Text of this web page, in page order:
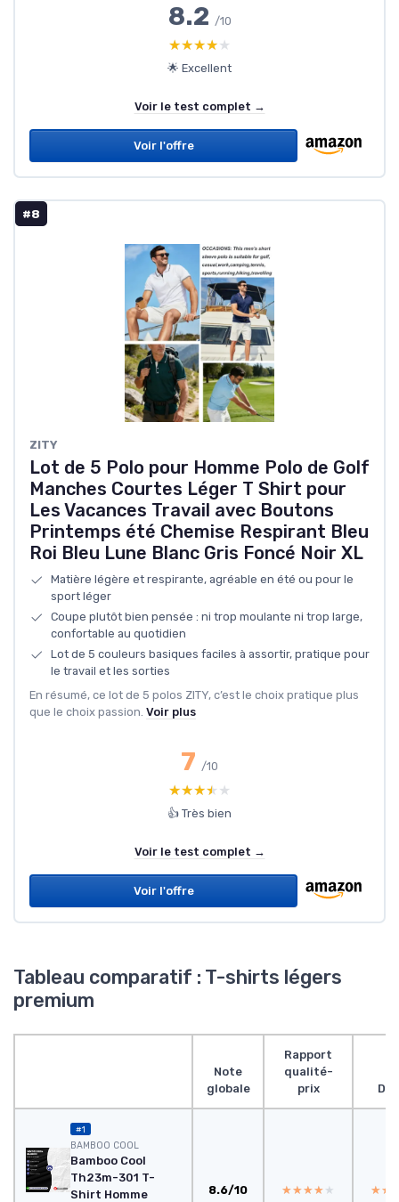
8.2 /10
★★★★★
★★★★★
🌟 Excellent
Voir le test complet →
Voir l'offre
#8
ZITY
Lot de 5 Polo pour Homme Polo de Golf
Manches Courtes Léger T Shirt pour
Les Vacances Travail avec Boutons
Printemps été Chemise Respirant Bleu
Roi Bleu Lune Blanc Gris Foncé Noir XL
Matière légère et respirante, agréable en été ou pour le
sport léger
Coupe plutôt bien pensée : ni trop moulante ni trop large,
confortable au quotidien
Lot de 5 couleurs basiques faciles à assortir, pratique pour
le travail et les sorties
En résumé, ce lot de 5 polos ZITY, c’est le choix pratique plus
que le choix passion. Voir plus
7 /10
★★★★★
★★★★★
👍 Très bien
Voir le test complet →
Voir l'offre
Tableau comparatif : T-shirts légers
premium
Note
globale
Rapport
qualité-
prix
#1
BAMBOO COOL
Bamboo Cool
Th23m-301 T-
Shirt Homme
8.6/10 ★★★★★
★★★★★